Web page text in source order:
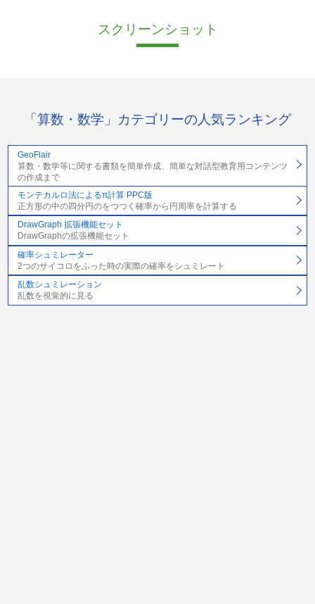
スクリーンショット
「算数・数学」カテゴリーの人気ランキング
GeoFlair
算数・数学等に関する書類を簡単作成、簡単な対話型教育用コンテンツ
の作成まで
モンテカルロ法によるπ計算 PPC版
正方形の中の四分円のをつつく確率から円周率を計算する
DrawGraph 拡張機能セット
DrawGraphの拡張機能セット
確率シュミレーター
2つのサイコロをふった時の実際の確率をシュミレート
乱数シュミレーション
乱数を視覚的に見る